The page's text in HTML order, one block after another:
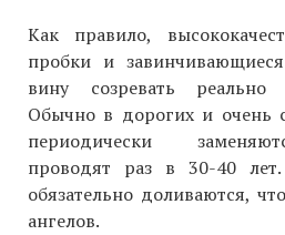
Как правило,
пробки и
вину созревать реально
Обычно в дорогих и очень
периодически
проводят раз в 30-40
обязательно доливаются,
ангелов.